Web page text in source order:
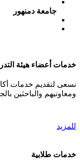
جامعة دمنهور
خدمات أعضاء هيئة
نسعى لتقديم خدمات
ومعاونيهم والباحثين
للمزيد
خدمات طلابية